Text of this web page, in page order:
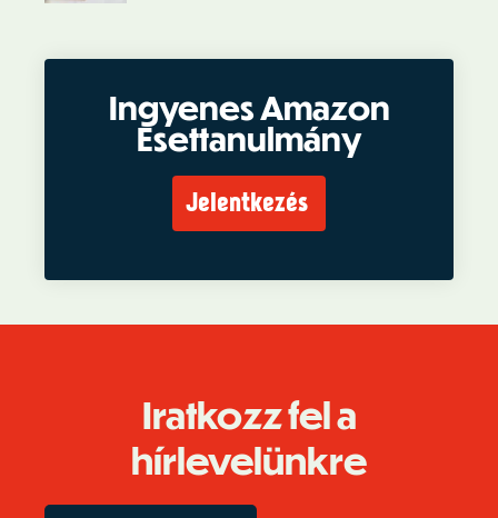
Ingyenes Amazon
Esettanulmány
Jelentkezés
Iratkozz fel a
hírlevelünkre